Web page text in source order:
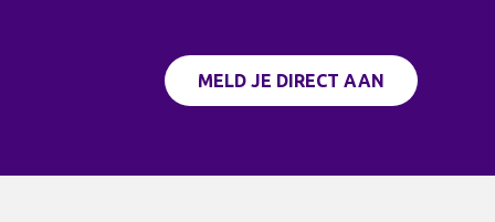
MELD JE DIRECT AAN